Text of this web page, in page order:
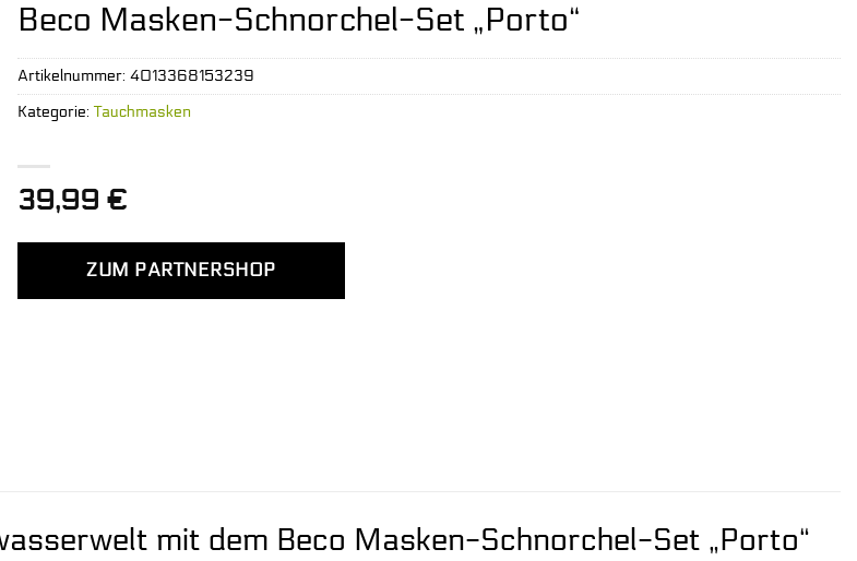
Beco Masken-Schnorchel-Set „Porto“
39,99 €
ZUM PARTNERSHOP
Artikelnummer: 4013368153239
Kategorie: Tauchmasken
mit dem Beco Masken-Schnorchel-Set „Porto“